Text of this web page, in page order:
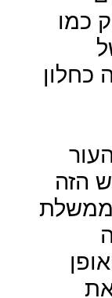
כמו
כחלון
הזה
ממשלת